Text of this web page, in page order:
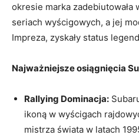
okresie marka
seriach wyścigowych, a jej
Impreza, zyskały status
Najważniejsze osiągnięcia
Rallying Dominacja:
ikoną w wyścigach
mistrza świata w latach